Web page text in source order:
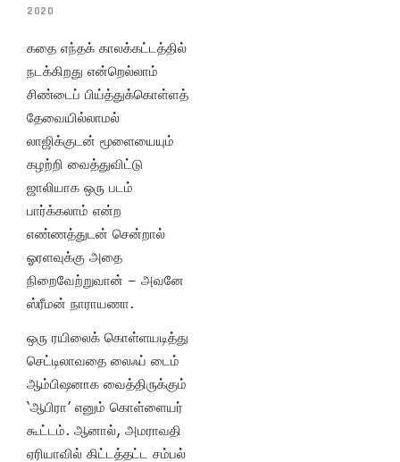
2020
கதை எந்தக் காலக்கட்டத்தில்
நடக்கிறது என்றெல்லாம்
சிண்டைப் பிய்த்துக்கொள்ளத்
தேவையில்லாமல்
லாஜிக்குடன் மூளையையும்
கழற்றி வைத்துவிட்டு
ஜாலியாக ஒரு படம்
பார்க்கலாம் என்ற
எண்ணத்துடன் சென்றால்
ஓரளவுக்கு அதை
நிறைவேற்றுவான் – அவனே
ஸ்ரீமன் நாராயணா.
ஒரு ரயிலைக் கொள்ளயடித்து
செட்டிலாவதை லைஃப் டைம்
ஆம்பிஷனாக வைத்திருக்கும்
‘ஆபிரா’ எனும் கொள்ளையர்
கூட்டம். ஆனால், அமராவதி
ஏரியாவில் கிட்டத்தட்ட சம்பல்